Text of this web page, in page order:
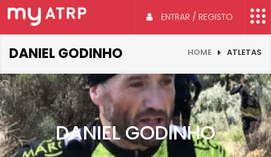
ENTRAR / REGISTO
DANIEL GODINHO HOME ATLETAS
DANIEL GODINHO